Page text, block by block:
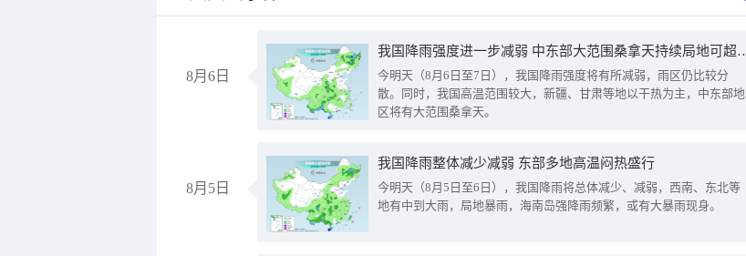
8月6日
我国降雨强度进一步减弱 中东
今明天（8月6日至7日），我国降雨强度将有所减弱，雨区仍比较分
散。同时，我国高温范围较大，新疆、甘肃等地以干热为主，中东部地
区将有大范围桑拿天。
8月5日
我国降雨整体减少减弱 东部多地高温闷热盛行
今明天（8月5日至6日），我国降雨将总体减少、减弱，西南、东北等
地有中到大雨，局地暴雨，海南岛强降雨频繁，或有大暴雨现身。